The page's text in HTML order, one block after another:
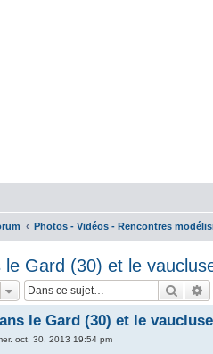
Photos - Vidéos - Rencontres
le Gard (30) et le
le Gard (30) et le
oct. 30, 2013 19:54 pm